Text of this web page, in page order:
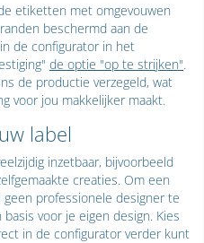
etiketten met omgevouwen
beschermd aan de
de configurator in het
de optie "op te strijken".
de productie verzegeld, wat
voor jou makkelijker maakt.
label
inzetbaar, bijvoorbeeld
creaties. Om een
professionele designer te
voor je eigen design. Kies
in de configurator verder kunt